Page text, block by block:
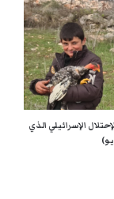
الإسرائيلي الذي